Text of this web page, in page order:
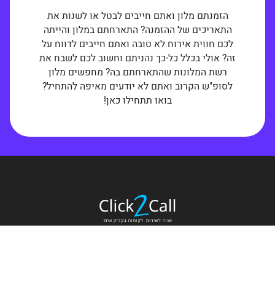
הזמנתם מלון ואתם חייבים לבטל או לשנות את
התאריכים של ההזמנה? התארחתם במלון והייתה
לכם חווית אירוח לא טובה ואתם חייבים לדווח על
זה? אולי בכלל כל-כך נהניתם וחשוב לכם לשבח את
רשת המלונות שהתארחתם בה? מחפשים מלון
לסופ"ש הקרוב ואתם לא יודעים מאיפה להתחיל?
בואו תתחילו כאן!